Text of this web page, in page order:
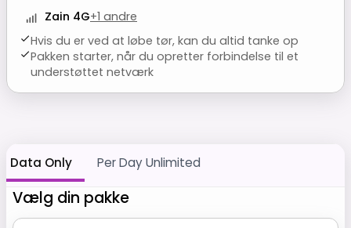
Zain 4G+1 andre
Hvis du er ved at løbe tør, kan du altid tanke op
Pakken starter, når du opretter forbindelse til et
understøttet netværk
Data Only Per Day Unlimited
Vælg din pakke